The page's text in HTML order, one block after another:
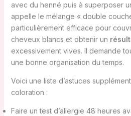
avec du henné puis à superposer
appelle le mélange « double
particulièrement efficace pour
cheveux blancs et obtenir un
excessivement vives. Il demande
une bonne organisation du temps.
Voici une liste d’astuces
coloration :
Faire un test d’allergie 48 heures